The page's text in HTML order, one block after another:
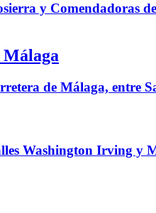
y Comendadoras
de Málaga,
Washington Irving y